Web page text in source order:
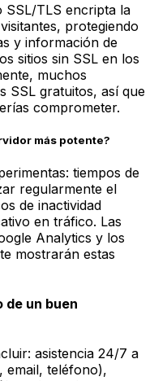
SSL/TLS encripta la
protegiendo
y información de
sitios sin SSL en los
muchos
SSL gratuitos, así que
comprometer.
más potente?
tiempos de
regularmente el
de inactividad
en tráfico. Las
Analytics y los
mostrarán estas
de un buen
asistencia 24/7 a
email, teléfono),